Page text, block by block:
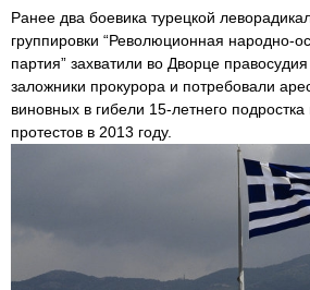
Ранее два боевика турецкой
группировки “Революционная народно-
партия” захватили во Дворце
заложники прокурора и потребовали
виновных в гибели 15-летнего
протестов в 2013 году.